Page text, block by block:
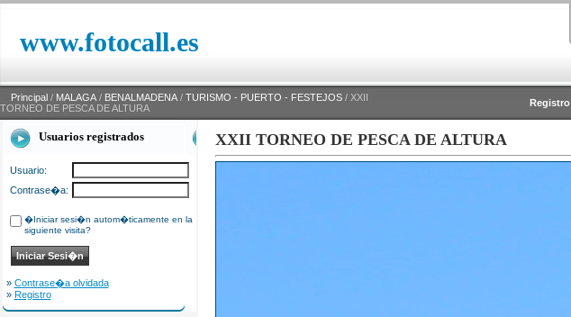
www.fotocall.es
Principal / MALAGA / BENALMADENA / TURISMO - PUERTO - FESTEJOS / XXII
TORNEO DE PESCA DE ALTURA
Registro
Usuarios registrados
Usuario:
Contrase�a:
�Iniciar sesi�n autom�ticamente en la
siguiente visita?
» Contrase�a olvidada
» Registro
XXII TORNEO DE PESCA DE ALTURA